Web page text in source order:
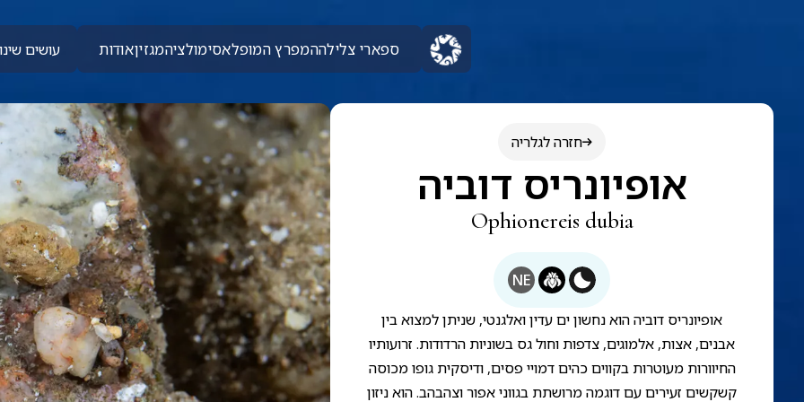
ספארי צלילההמפרץ המופלאסימולציהמגזיןאודות עושים
חזרה לגלריה
אופיונריס דוביה
Ophionereis dubia
NE
אופיונריס דוביה הוא נחשון ים עדין ואלגנטי, שניתן למצוא בין
אבנים, אצות, אלמוגים, צדפות וחול גס בשוניות הרדודות. זרועותיו
החיוורות מעוטרות בקווים כהים דמויי פסים, ודיסקית גופו מכוסה
קשקשים זעירים עם דוגמה מרושתת בגווני אפור וצהבהב. הוא ניזון